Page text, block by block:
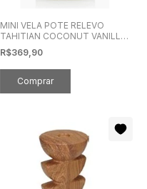
MINI VELA POTE RELEVO
TAHITIAN COCONUT VANILLA
50H - VOLUSPA
R$369,90